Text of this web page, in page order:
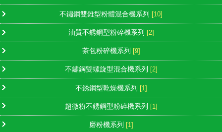
不鏽鋼雙錐型粉體混合機系列 [10]
油質不銹鋼型粉碎機系列 [2]
茶包粉碎機系列 [9]
不鏽鋼雙螺旋型混合機系列 [2]
不銹鋼型乾燥機系列 [1]
超微粉不銹鋼型粉碎機系列 [1]
磨粉機系列 [1]